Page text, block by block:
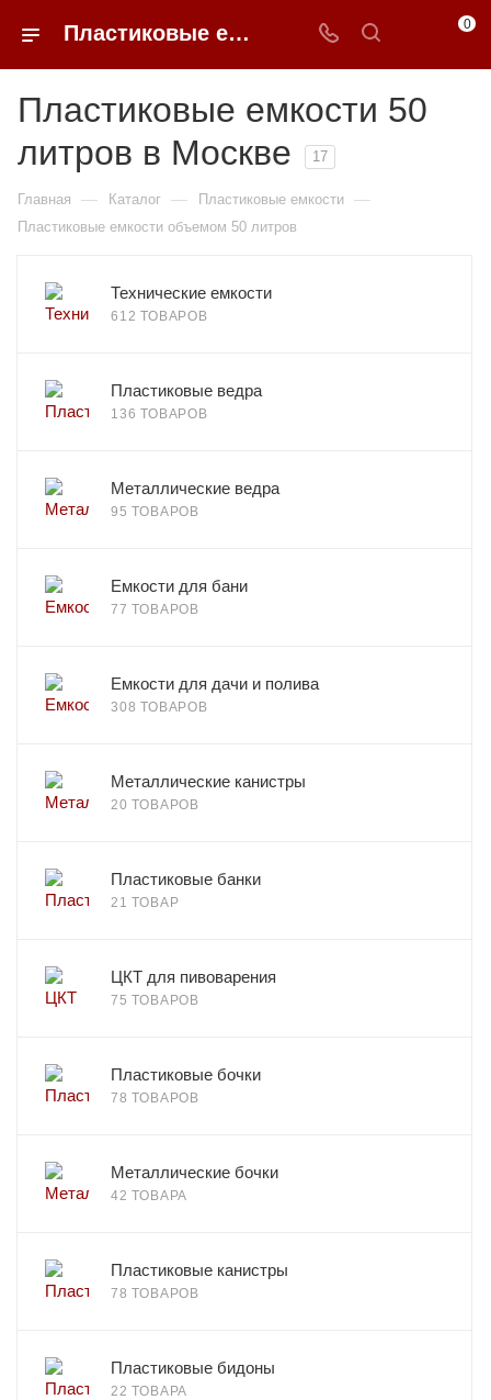
Пластиковые емкости 50 литров в Москве 0
Пластиковые емкости 50
литров в Москве
17
Главная — Каталог — Пластиковые емкости —
Пластиковые емкости объемом 50 литров
Технические емкости
612 ТОВАРОВ
Пластиковые ведра
136 ТОВАРОВ
Металлические ведра
95 ТОВАРОВ
Емкости для бани
77 ТОВАРОВ
Емкости для дачи и полива
308 ТОВАРОВ
Металлические канистры
20 ТОВАРОВ
Пластиковые банки
21 ТОВАР
ЦКТ для пивоварения
75 ТОВАРОВ
Пластиковые бочки
78 ТОВАРОВ
Металлические бочки
42 ТОВАРА
Пластиковые канистры
78 ТОВАРОВ
Пластиковые бидоны
22 ТОВАРА